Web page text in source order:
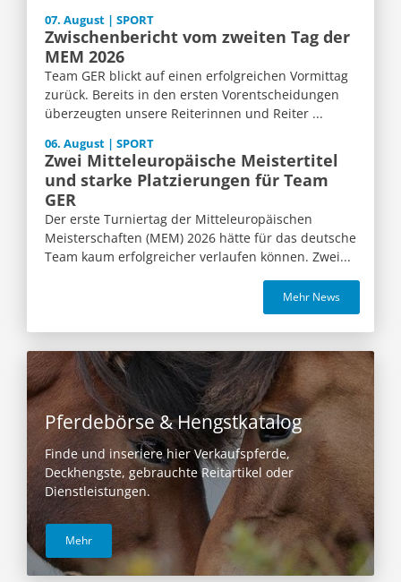
07. August | SPORT
Zwischenbericht vom zweiten Tag der
MEM 2026
Team GER blickt auf einen erfolgreichen Vormittag
zurück. Bereits in den ersten Vorentscheidungen
überzeugten unsere Reiterinnen und Reiter ...
06. August | SPORT
Zwei Mitteleuropäische Meistertitel
und starke Platzierungen für Team
GER
Der erste Turniertag der Mitteleuropäischen
Meisterschaften (MEM) 2026 hätte für das deutsche
Team kaum erfolgreicher verlaufen können. Zwei...
Mehr News
Pferdebörse & Hengstkatalog
Finde und inseriere hier Verkaufspferde,
Deckhengste, gebrauchte Reitartikel oder
Dienstleistungen.
Mehr